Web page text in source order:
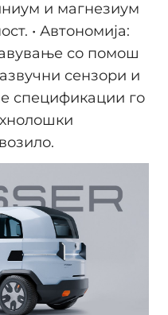
и магнезиум
• Автономија:
со помош
сензори и
спецификации го